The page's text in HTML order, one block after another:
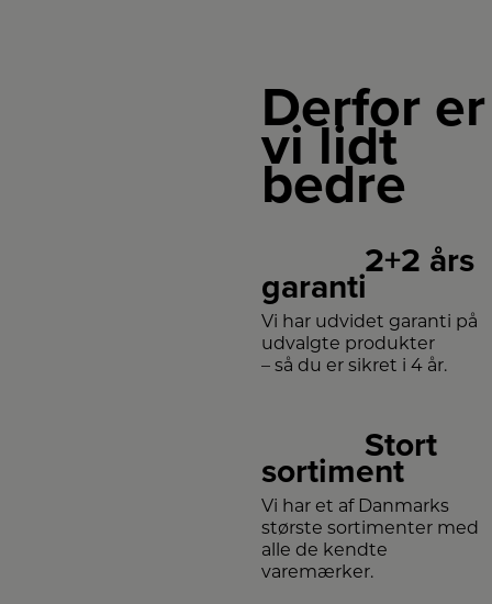
Derfor er
vi lidt
bedre
2+2 års
garanti
Vi har udvidet garanti på
udvalgte produkter
– så du er sikret i 4 år.
Stort
sortiment
Vi har et af Danmarks
største sortimenter med
alle de kendte
varemærker.